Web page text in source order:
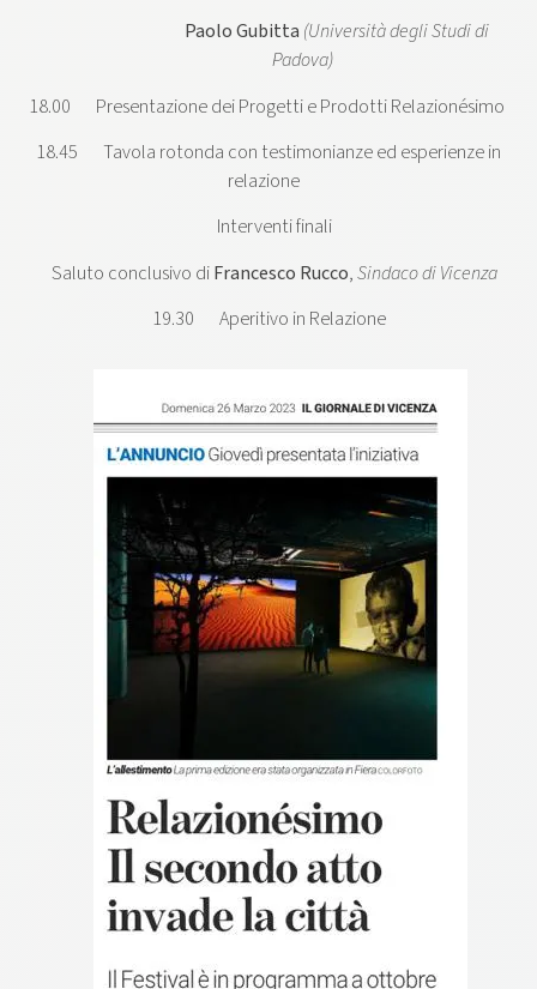
Paolo Gubitta (Università degli Studi di
Padova)
18.00 Presentazione dei Progetti e Prodotti Relazionésimo
18.45 Tavola rotonda con testimonianze ed esperienze in
relazione
Interventi finali
Saluto conclusivo diFrancesco Rucco,Sindaco di Vicenza
19.30 Aperitivo in Relazione